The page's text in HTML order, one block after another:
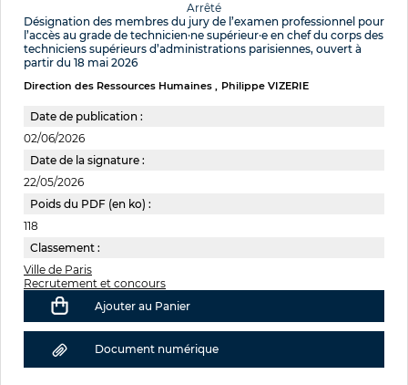
Arrêté
Désignation des membres du jury de l’examen professionnel pour
l’accès au grade de technicien·ne supérieur·e en chef du corps des
techniciens supérieurs d’administrations parisiennes, ouvert à
partir du 18 mai 2026
Direction des Ressources Humaines Philippe VIZERIE
Date de publication :
02/06/2026
Date de la signature :
22/05/2026
Poids du PDF (en ko) :
118
Classement :
Ville de Paris
Recrutement et concours
Ajouter au Panier
Document numérique